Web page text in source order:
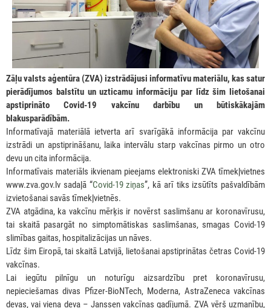
Zāļu valsts aģentūra (ZVA) izstrādājusi informatīvu materiālu, kas satur
pierādījumos balstītu un uzticamu informāciju par līdz šim lietošanai
apstiprināto Covid-19 vakcīnu darbību un būtiskākajām
blakusparādībām.
Informatīvajā materiālā ietverta arī svarīgākā informācija par vakcīnu
izstrādi un apstiprināšanu, laika intervālu starp vakcīnas pirmo un otro
devu un cita informācija.
Informatīvais materiāls ikvienam pieejams elektroniski ZVA tīmekļvietnes
www.zva.gov.lv sadaļā “Covid-19 ziņas”, kā arī tiks izsūtīts pašvaldībām
izvietošanai savās tīmekļvietnēs.
ZVA atgādina, ka vakcīnu mērķis ir novērst saslimšanu ar koronavīrusu,
tai skaitā pasargāt no simptomātiskas saslimšanas, smagas Covid-19
slimības gaitas, hospitalizācijas un nāves.
Līdz šim Eiropā, tai skaitā Latvijā, lietošanai apstiprinātas četras Covid-19
vakcīnas.
Lai iegūtu pilnīgu un noturīgu aizsardzību pret koronavīrusu,
nepieciešamas divas Pfizer-BioNTech, Moderna, AstraZeneca vakcīnas
devas, vai viena deva – Janssen vakcīnas gadījumā. ZVA vērš uzmanību,